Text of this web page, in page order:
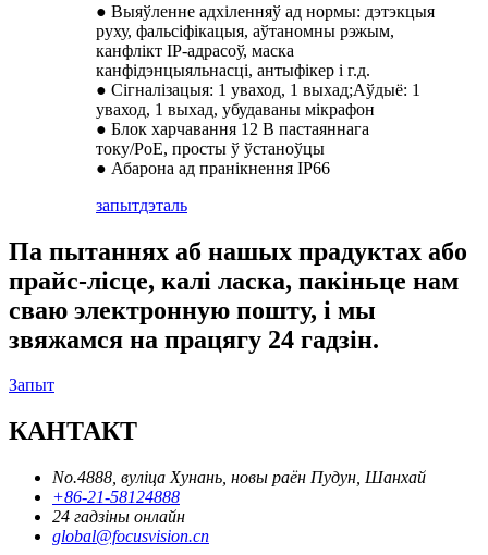
● Выяўленне адхіленняў ад нормы: дэтэкцыя
руху, фальсіфікацыя, аўтаномны рэжым,
канфлікт IP-адрасоў, маска
канфідэнцыяльнасці, антыфікер і г.д.
● Сігналізацыя: 1 уваход, 1 выхад;Аўдыё: 1
уваход, 1 выхад, убудаваны мікрафон
● Блок харчавання 12 В пастаяннага
току/PoE, просты ў ўстаноўцы
● Абарона ад пранікнення IP66
запытдэталь
Па пытаннях аб нашых прадуктах або
прайс-лісце, калі ласка, пакіньце нам
сваю электронную пошту, і мы
звяжамся на працягу 24 гадзін.
Запыт
КАНТАКТ
No.4888, вуліца Хунань, новы раён Пудун, Шанхай
+86-21-58124888
24 гадзіны онлайн
global@focusvision.cn